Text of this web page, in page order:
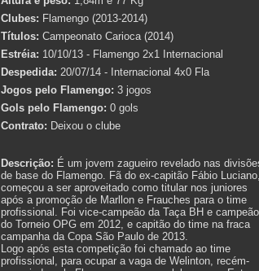
Clubes: Flamengo (2013-2014)
Títulos: Campeonato Carioca (2014)
Estréia: 10/10/13 - Flamengo 2x1 Internacional
Despedida: 20/07/14 - Internacional 4x0 Fla
Jogos pelo Flamengo: 3 jogos
Gols pelo Flamengo: 0 gols
Contrato: Deixou o clube
Descrição: É um jovem zagueiro revelado nas
de base do Flamengo. Fã do ex-capitão Fábio
começou a ser aproveitado como titular nos juniores
após a promoção de Marllon e Frauches para o time
profissional. Foi vice-campeão da Taça BH e campeão
do Torneio OPG em 2012, e capitão do time na fraca
campanha da Copa São Paulo de 2013.
Logo após esta competição foi chamado ao time
profissional, para ocupar a vaga de Welinton, recém-